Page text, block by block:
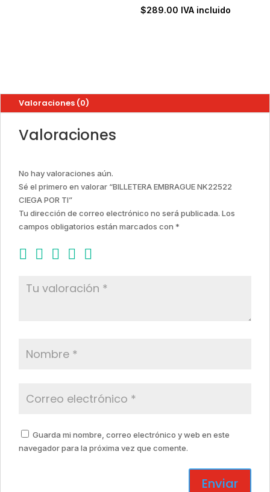
$289.00 IVA incluido
Valoraciones (0)
Valoraciones
No hay valoraciones aún.
Sé el primero en valorar “BILLETERA EMBRAGUE NK22522
CIEGA POR TI”
Tu dirección de correo electrónico no será publicada. Los
campos obligatorios están marcados con *
Guarda mi nombre, correo electrónico y web en este
navegador para la próxima vez que comente.